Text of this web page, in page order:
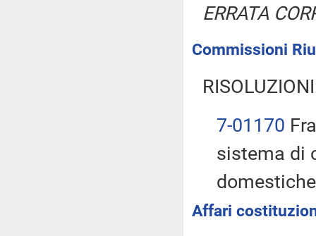
ERRATA
Commissioni
7-01170
sistema di
Affari